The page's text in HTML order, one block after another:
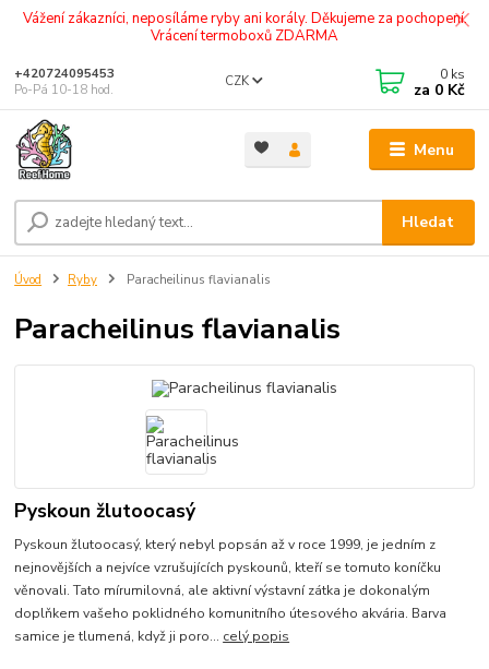
Vážení zákazníci, neposíláme ryby ani korály. Děkujeme za pochopení.
Vrácení termoboxů ZDARMA
Menu
CZK
Hledat
+420724095453
Po-Pá 10-18 hod.
0 ks
za 0 Kč
Úvod Ryby Paracheilinus flavianalis
Paracheilinus flavianalis
Pyskoun žlutoocasý
Pyskoun žlutoocasý, který nebyl popsán až v roce 1999, je jedním z
nejnovějších a nejvíce vzrušujících pyskounů, kteří se tomuto koníčku
věnovali. Tato mírumilovná, ale aktivní výstavní zátka je dokonalým
doplňkem vašeho poklidného komunitního útesového akvária. Barva
samice je tlumená, když ji poro... celý popis